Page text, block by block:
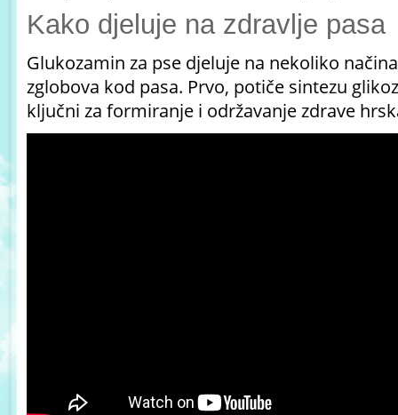
Kako djeluje na zdravlje pasa
Glukozamin za pse djeluje na nekoliko
zglobova kod pasa. Prvo, potiče sintezu
ključni za formiranje i održavanje zdrave